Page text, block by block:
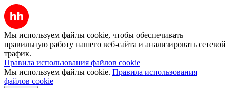
Мы используем файлы cookie, чтобы обеспечивать
правильную работу нашего веб-сайта и анализировать сетевой
трафик.
Правила использования файлов cookie
Мы используем файлы cookie. Правила использования
файлов cookie